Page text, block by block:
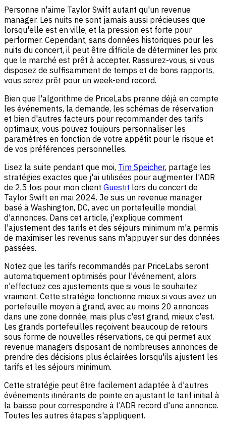
Personne n'aime Taylor Swift autant qu'un revenue
manager. Les nuits ne sont jamais aussi précieuses que
lorsqu'elle est en ville, et la pression est forte pour
performer. Cependant, sans données historiques pour les
nuits du concert, il peut être difficile de déterminer les prix
que le marché est prêt à accepter. Rassurez-vous, si vous
disposez de suffisamment de temps et de bons rapports,
vous serez prêt pour un week-end record.
Bien que l'algorithme de PriceLabs prenne déjà en compte
les événements, la demande, les schémas de réservation
et bien d'autres facteurs pour recommander des tarifs
optimaux, vous pouvez toujours personnaliser les
paramètres en fonction de votre appétit pour le risque et
de vos préférences personnelles.
Lisez la suite pendant que moi, Tim Speicher, partage les
stratégies exactes que j'ai utilisées pour augmenter l'ADR
de 2,5 fois pour mon client Guestit lors du concert de
Taylor Swift en mai 2024. Je suis un revenue manager
basé à Washington, DC, avec un portefeuille mondial
d'annonces. Dans cet article, j'explique comment
l'ajustement des tarifs et des séjours minimum m'a permis
de maximiser les revenus sans m'appuyer sur des données
passées.
Notez que les tarifs recommandés par PriceLabs seront
automatiquement optimisés pour l'événement, alors
n'effectuez ces ajustements que si vous le souhaitez
vraiment. Cette stratégie fonctionne mieux si vous avez un
portefeuille moyen à grand, avec au moins 20 annonces
dans une zone donnée, mais plus c'est grand, mieux c'est.
Les grands portefeuilles reçoivent beaucoup de retours
sous forme de nouvelles réservations, ce qui permet aux
revenue managers disposant de nombreuses annonces de
prendre des décisions plus éclairées lorsqu'ils ajustent les
tarifs et les séjours minimum.
Cette stratégie peut être facilement adaptée à d'autres
événements itinérants de pointe en ajustant le tarif initial à
la baisse pour correspondre à l'ADR record d'une annonce.
Toutes les autres étapes s'appliquent.